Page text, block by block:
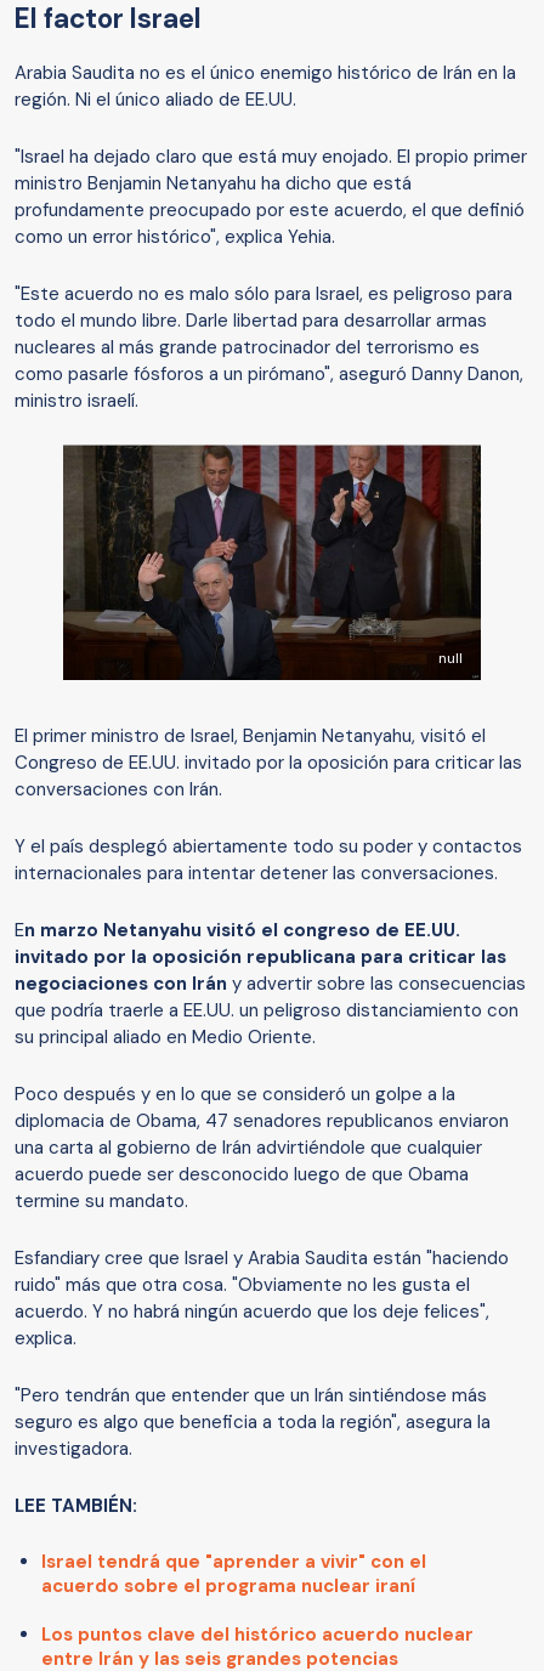
El factor Israel
Arabia Saudita no es el único enemigo histórico de Irán en la
región. Ni el único aliado de EE.UU.
"Israel ha dejado claro que está muy enojado. El propio primer
ministro Benjamin Netanyahu ha dicho que está
profundamente preocupado por este acuerdo, el que definió
como un error histórico", explica Yehia.
"Este acuerdo no es malo sólo para Israel, es peligroso para
todo el mundo libre. Darle libertad para desarrollar armas
nucleares al más grande patrocinador del terrorismo es
como pasarle fósforos a un pirómano", aseguró Danny Danon,
ministro israelí.
null
El primer ministro de Israel, Benjamin Netanyahu, visitó el
Congreso de EE.UU. invitado por la oposición para criticar las
conversaciones con Irán.
Y el país desplegó abiertamente todo su poder y contactos
internacionales para intentar detener las conversaciones.
En marzo Netanyahu visitó el congreso de EE.UU.
invitado por la oposición republicana para criticar las
negociaciones con Irán y advertir sobre las consecuencias
que podría traerle a EE.UU. un peligroso distanciamiento con
su principal aliado en Medio Oriente.
Poco después y en lo que se consideró un golpe a la
diplomacia de Obama, 47 senadores republicanos enviaron
una carta al gobierno de Irán advirtiéndole que cualquier
acuerdo puede ser desconocido luego de que Obama
termine su mandato.
Esfandiary cree que Israel y Arabia Saudita están "haciendo
ruido" más que otra cosa. "Obviamente no les gusta el
acuerdo. Y no habrá ningún acuerdo que los deje felices",
explica.
"Pero tendrán que entender que un Irán sintiéndose más
seguro es algo que beneficia a toda la región", asegura la
investigadora.
LEE TAMBIÉN:
Israel tendrá que "aprender a vivir" con el
acuerdo sobre el programa nuclear iraní
Los puntos clave del histórico acuerdo nuclear
entre Irán y las seis grandes potencias